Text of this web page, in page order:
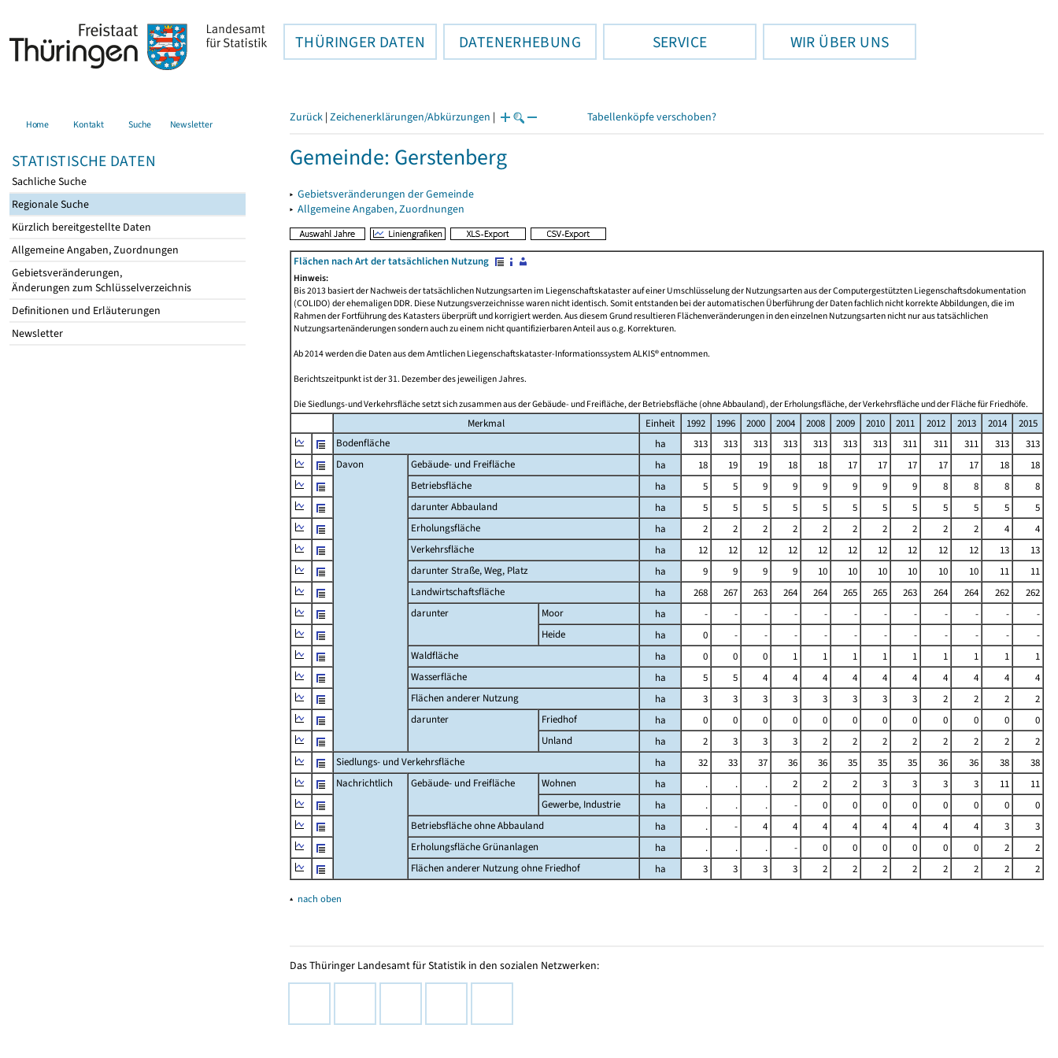
THÜRINGER DATEN DATENERHEBUNG SERVICE WIR ÜBER UNS
Home Kontakt Suche Newsletter
STATISTISCHE DATEN
Sachliche Suche
Regionale Suche
Kürzlich bereitgestellte Daten
Allgemeine Angaben, Zuordnungen
Gebietsveränderungen,
Änderungen zum Schlüsselverzeichnis
Definitionen und Erläuterungen
Newsletter
Zurück | Zeichenerklärungen/Abkürzungen | Tabellenköpfe verschoben?
Gemeinde: Gerstenberg
▸ Gebietsveränderungen der Gemeinde
▸ Allgemeine Angaben, Zuordnungen
Flächen nach Art der tatsächlichen Nutzung
Hinweis:
Bis 2013 basiert der Nachweis der tatsächlichen Nutzungsarten im Liegenschaftskataster auf einer Umschlüsselung der Nutzungsarten aus der Computergestützten Liegenschaftsdokumentation
(COLIDO) der ehemaligen DDR. Diese Nutzungsverzeichnisse waren nicht identisch. Somit entstanden bei der automatischen Überführung der Daten fachlich nicht korrekte Abbildungen, die im
Rahmen der Fortführung des Katasters überprüft und korrigiert werden. Aus diesem Grund resultieren Flächenveränderungen in den einzelnen Nutzungsarten nicht nur aus tatsächlichen
Nutzungsartenänderungen sondern auch zu einem nicht quantifizierbaren Anteil aus o.g. Korrekturen.
Ab 2014 werden die Daten aus dem Amtlichen Liegenschaftskataster-Informationssystem ALKIS® entnommen.
Berichtszeitpunkt ist der 31. Dezember des jeweiligen Jahres.
Die Siedlungs-und Verkehrsfläche setzt sich zusammen aus der Gebäude- und Freifläche, der Betriebsfläche (ohne Abbauland), der Erholungsfläche, der Verkehrsfläche und der Fläche für Friedhöfe.
Merkmal Einheit 1992 1996 2000 2004 2008 2009 2010 2011 2012 2013 2014
2015
Bodenfläche
ha 313 313 313 313 313 313 313 311 311 311 313
313
Davon
Gebäude- und Freifläche ha 18 19 19 18 18 17 17 17 17 17 18
18
Betriebsfläche
ha 5 5 9 9 9 9 9 9 8 8 8
8
darunter Abbauland
ha 5 5 5 5 5 5 5 5 5 5 5
5
Erholungsfläche
ha 2 2 2 2 2 2 2 2 2 2 4
4
Verkehrsfläche
ha 12 12 12 12 12 12 12 12 12 12 13
13
darunter Straße, Weg, Platz
ha 9 9 9 9 10 10 10 10 10 10 11
11
Landwirtschaftsfläche
ha 268 267 263 264 264 265 265 263 264 264 262
262
darunter
Moor ha - - - - - - - - - - -
-
Heide
ha 0 - - - - - - - - - -
-
Waldfläche
ha 0 0 0 1 1 1 1 1 1 1 1
1
Wasserfläche
ha 5 5 4 4 4 4 4 4 4 4 4
4
Flächen anderer Nutzung
ha 3 3 3 3 3 3 3 3 2 2 2
2
darunter
Friedhof ha 0 0 0 0 0 0 0 0 0 0 0
0
Unland
ha 2 3 3 3 2 2 2 2 2 2 2
2
Siedlungs- und Verkehrsfläche
ha 32 33 37 36 36 35 35 35 36 36 38
38
Nachrichtlich
Gebäude- und Freifläche Wohnen ha . . . 2 2 2 3 3 3 3 11
11
Gewerbe, Industrie
ha . . . - 0 0 0 0 0 0 0
0
Betriebsfläche ohne Abbauland
ha . - 4 4 4 4 4 4 4 4 3
3
Erholungsfläche Grünanlagen
ha . . . - 0 0 0 0 0 0 2
2
Flächen anderer Nutzung ohne Friedhof
ha 3 3 3 3 2 2 2 2 2 2 2 2
▴ nach oben
Das Thüringer Landesamt für Statistik in den sozialen Netzwerken: